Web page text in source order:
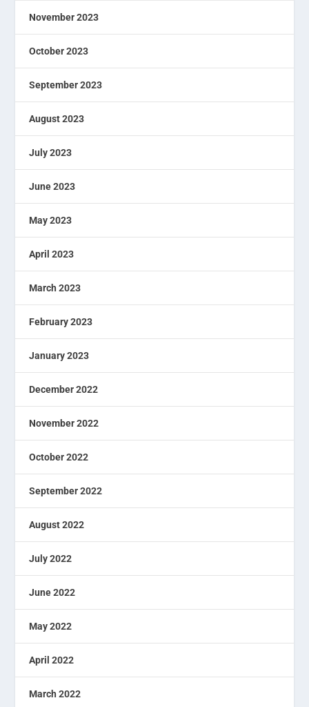
November 2023
October 2023
September 2023
August 2023
July 2023
June 2023
May 2023
April 2023
March 2023
February 2023
January 2023
December 2022
November 2022
October 2022
September 2022
August 2022
July 2022
June 2022
May 2022
April 2022
March 2022